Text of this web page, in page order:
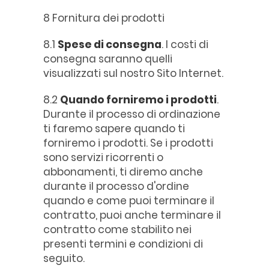
8 Fornitura dei prodotti
8.1 Spese di consegna. I costi di
consegna saranno quelli
visualizzati sul nostro Sito Internet.
8.2 Quando forniremo i prodotti.
Durante il processo di ordinazione
ti faremo sapere quando ti
forniremo i prodotti. Se i prodotti
sono servizi ricorrenti o
abbonamenti, ti diremo anche
durante il processo d'ordine
quando e come puoi terminare il
contratto, puoi anche terminare il
contratto come stabilito nei
presenti termini e condizioni di
seguito.